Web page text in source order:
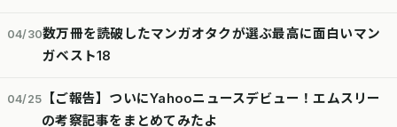
04/30数万冊を読破したマンガオタクが選ぶ最高に面白いマン
ガベスト18
04/25
【ご報告】ついにYahooニュースデビュー！エムスリー
の考察記事をまとめてみたよ